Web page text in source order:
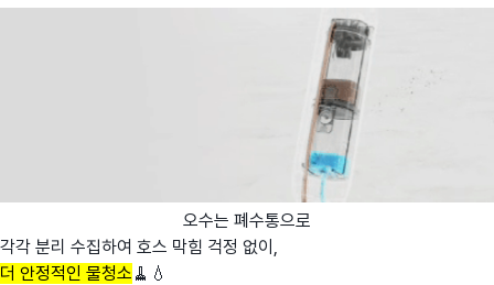
오수는 폐수통으로
각각 분리 수집하여 호스 막힘 걱정 없이,
더 안정적인 물청소 🧹💧